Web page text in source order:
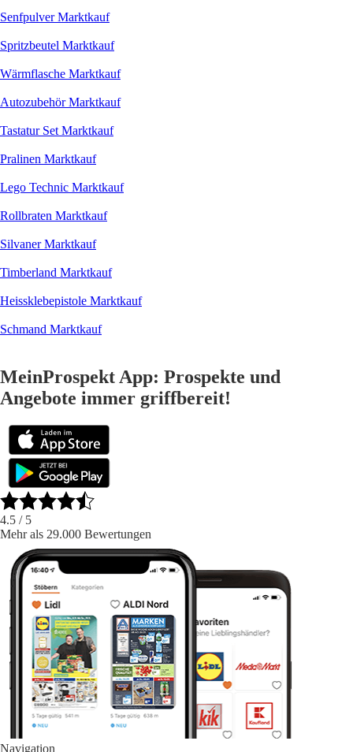
Senfpulver Marktkauf
Spritzbeutel Marktkauf
Wärmflasche Marktkauf
Autozubehör Marktkauf
Tastatur Set Marktkauf
Pralinen Marktkauf
Lego Technic Marktkauf
Rollbraten Marktkauf
Silvaner Marktkauf
Timberland Marktkauf
Heissklebepistole Marktkauf
Schmand Marktkauf
MeinProspekt App: Prospekte und
Angebote immer griffbereit!
4.5 / 5
Mehr als 29.000 Bewertungen
Navigation